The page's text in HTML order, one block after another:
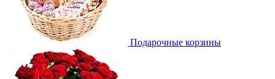
Подарочные корзины